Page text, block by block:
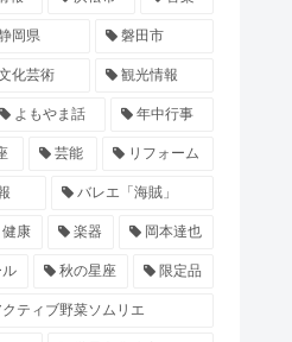
岡県 磐田市
化芸術 観光情報
よもやま話 年中行事
芸能 リフォーム
バレエ「海賊」
健康 楽器 岡本達也
秋の星座 限定品
クティブ野菜ソムリエ